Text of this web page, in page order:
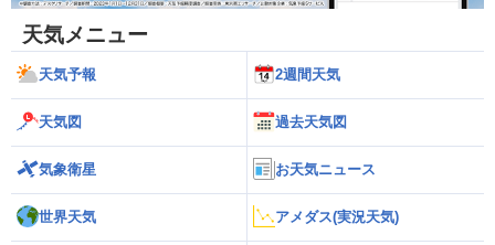
天気メニュー
天気予報 2週間天気
天気図 過去天気図
気象衛星 お天気ニュース
世界天気 アメダス(実況天気)